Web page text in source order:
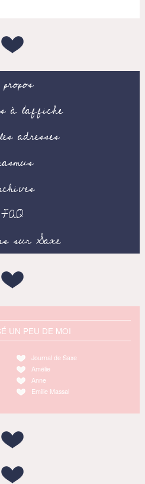
à l’affiche
adresses
FAQ
sur Saxe
UN PEU DE MOI
Journal de Saxe
Amélie
Anne
Emilie Massal